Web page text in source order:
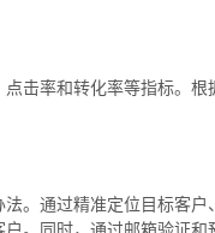
击率和转化率等指标。根
。通过精准定位目标客
。同时，通过邮箱验证